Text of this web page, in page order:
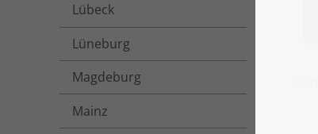
Lübeck
Lüneburg
Magdeburg
Mainz